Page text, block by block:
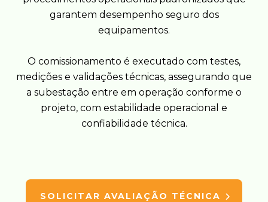
garantem desempenho seguro dos
equipamentos.
O comissionamento é executado com testes,
medições e validações técnicas, assegurando que
a subestação entre em operação conforme o
projeto, com estabilidade operacional e
confiabilidade técnica.
SOLICITAR AVALIAÇÃO TÉCNICA